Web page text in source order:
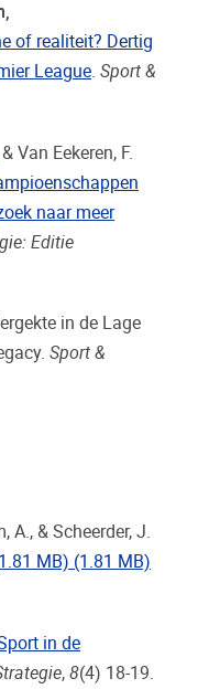
of realiteit? Dertig
League. Sport &
Van Eekeren, F.
naar meer
Editie
in de Lage
Sport &
A., & Scheerder, J.
MB) (1.81 MB)
in de
,8(4) 18-19.